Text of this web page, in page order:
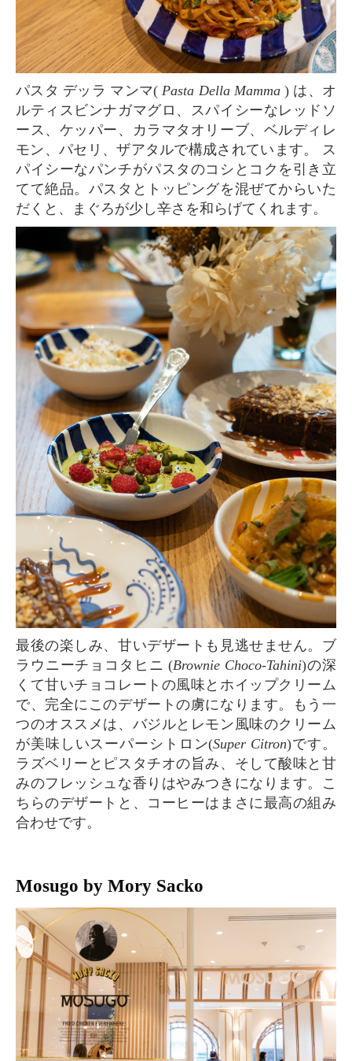
パスタ デッラ マンマ( Pasta Della Mamma) は、オ
ルティスビンナガマグロ、スパイシーなレッドソ
ース、ケッパー、カラマタオリーブ、ベルディレ
モン、パセリ、ザアタルで構成されています。 ス
パイシーなパンチがパスタのコシとコクを引き立
てて絶品。パスタとトッピングを混ぜてからいた
だくと、まぐろが少し辛さを和らげてくれます。
最後の楽しみ、甘いデザートも見逃せません。ブ
ラウニーチョコタヒニ (Brownie Choco-Tahini)の深
くて甘いチョコレートの風味とホイップクリーム
で、完全にこのデザートの虜になります。もう一
つのオススメは、バジルとレモン風味のクリーム
が美味しいスーパーシトロン(Super Citron)です。
ラズベリーとピスタチオの旨み、そして酸味と甘
みのフレッシュな香りはやみつきになります。こ
ちらのデザートと、コーヒーはまさに最高の組み
合わせです。
Mosugo by Mory Sacko